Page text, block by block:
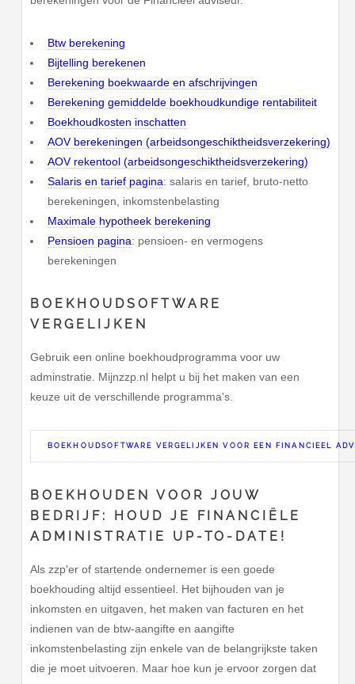
Btw berekening
Bijtelling berekenen
Berekening boekwaarde en afschrijvingen
Berekening gemiddelde boekhoudkundige rentabiliteit
Boekhoudkosten inschatten
AOV berekeningen (arbeidsongeschiktheidsverzekering)
AOV rekentool (arbeidsongeschiktheidsverzekering)
Salaris en tarief pagina: salaris en tarief, bruto-netto
berekeningen, inkomstenbelasting
Maximale hypotheek berekening
Pensioen pagina: pensioen- en vermogens
berekeningen
BOEKHOUDSOFTWARE
VERGELIJKEN
Gebruik een online boekhoudprogramma voor uw
adminstratie. Mijnzzp.nl helpt u bij het maken van een
keuze uit de verschillende programma's.
BOEKHOUDSOFTWARE VERGELIJKEN VOOR EEN FINANCIEEL
BOEKHOUDEN VOOR JOUW
BEDRIJF: HOUD JE FINANCIËLE
ADMINISTRATIE UP-TO-DATE!
Als zzp'er of startende ondernemer is een goede
boekhouding altijd essentieel. Het bijhouden van je
inkomsten en uitgaven, het maken van facturen en het
indienen van de btw-aangifte en aangifte
inkomstenbelasting zijn enkele van de belangrijkste taken
die je moet uitvoeren. Maar hoe kun je ervoor zorgen dat